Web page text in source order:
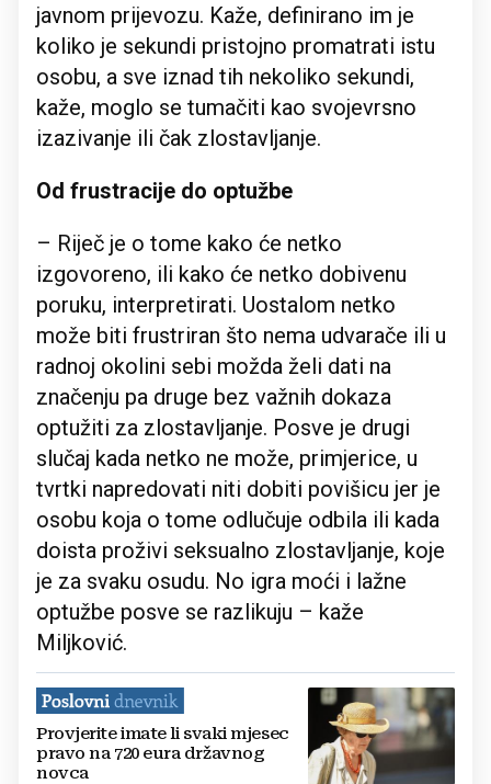
javnom prijevozu. Kaže, definirano im je
koliko je sekundi pristojno promatrati istu
osobu, a sve iznad tih nekoliko sekundi,
kaže, moglo se tumačiti kao svojevrsno
izazivanje ili čak zlostavljanje.
Od frustracije do optužbe
– Riječ je o tome kako će netko
izgovoreno, ili kako će netko dobivenu
poruku, interpretirati. Uostalom netko
može biti frustriran što nema udvarače ili u
radnoj okolini sebi možda želi dati na
značenju pa druge bez važnih dokaza
optužiti za zlostavljanje. Posve je drugi
slučaj kada netko ne može, primjerice, u
tvrtki napredovati niti dobiti povišicu jer je
osobu koja o tome odlučuje odbila ili kada
doista proživi seksualno zlostavljanje, koje
je za svaku osudu. No igra moći i lažne
optužbe posve se razlikuju – kaže
Miljković.
Provjerite imate li svaki mjesec
pravo na 720 eura državnog
novca